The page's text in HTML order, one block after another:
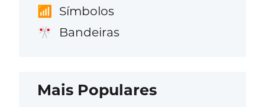
📶 Símbolos
🎌 Bandeiras
Mais Populares